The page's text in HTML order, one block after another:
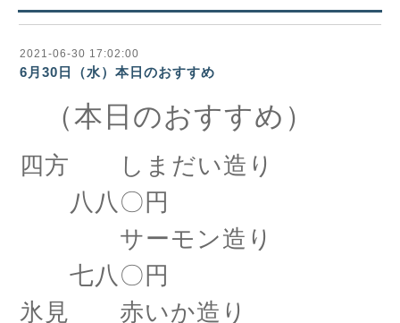
2021-06-30 17:02:00
6月30日（水）本日のおすすめ
（本日のおすすめ）
四方 しまだい造り
八八〇円
サーモン造り
七八〇円
氷見 赤いか造り